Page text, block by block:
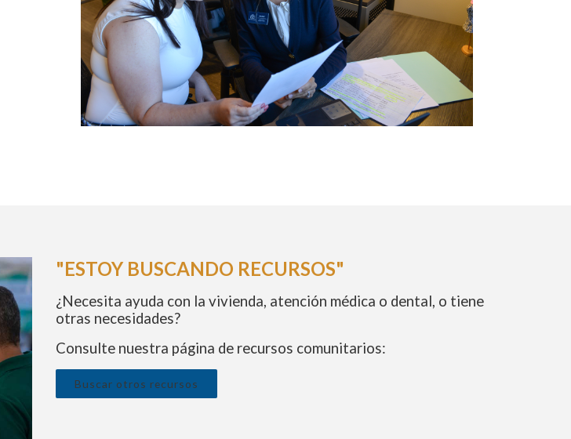
"ESTOY BUSCANDO RECURSOS"
¿Necesita ayuda con la vivienda, atención médica o dental, o tiene
otras necesidades?
Consulte nuestra página de recursos comunitarios:
Buscar otros recursos